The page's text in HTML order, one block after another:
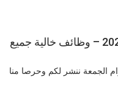
وظائف اهرام الجمعة 18 اكتوبر 2024 – وظائف خالية جميع
الجمعة ننشر لكم وحرصا منا